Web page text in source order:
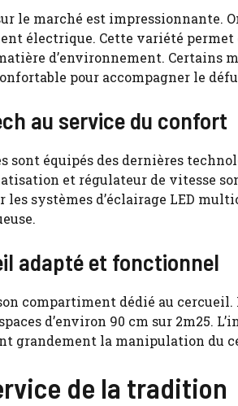
le marché est impressionnante.
électrique. Cette variété permet
d’environnement. Certains
pour accompagner le
au service du confort
sont équipés des dernières
et régulateur de vitesse
systèmes d’éclairage LED
adapté et fonctionnel
compartiment dédié au
d’environ 90 cm sur 2m25.
grandement la manipulation du
de la tradition